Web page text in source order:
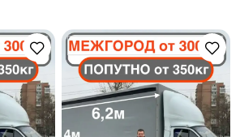
Сценаристы